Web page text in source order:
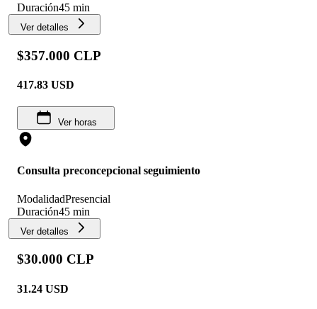
Duración45 min
Ver detalles
$357.000 CLP
417.83 USD
Ver horas
Consulta preconcepcional seguimiento
ModalidadPresencial
Duración45 min
Ver detalles
$30.000 CLP
31.24 USD